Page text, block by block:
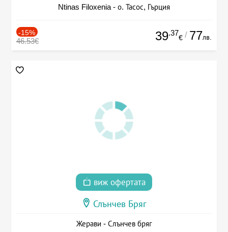
Ntinas Filoxenia - о. Тасос, Гърция
-15%
46.53€ 39.37
€ / 77лв.
виж офертата
Слънчев Бряг
Жерави - Слънчев бряг